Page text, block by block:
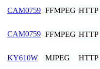
CAM0759 FFMPEG HTTP
CAM0759 FFMPEG HTTP
KY610W MJPEG HTTP